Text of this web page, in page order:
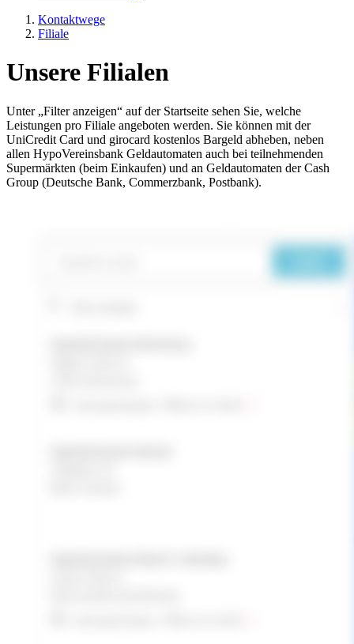
Kontaktwege
Filiale
Unsere Filialen
Unter „Filter anzeigen“ auf der Startseite sehen Sie, welche
Leistungen pro Filiale angeboten werden. Sie können mit der
UniCredit Card und girocard kostenlos Bargeld abheben, neben
allen HypoVereinsbank Geldautomaten auch bei teilnehmenden
Supermärkten (beim Einkaufen) und an Geldautomaten der Cash
Group (Deutsche Bank, Commerzbank, Postbank).